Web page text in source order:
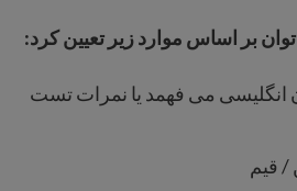
بر اساس موارد زیر تعیین کرد:
می فهمد یا نمرات تست
/ قیم